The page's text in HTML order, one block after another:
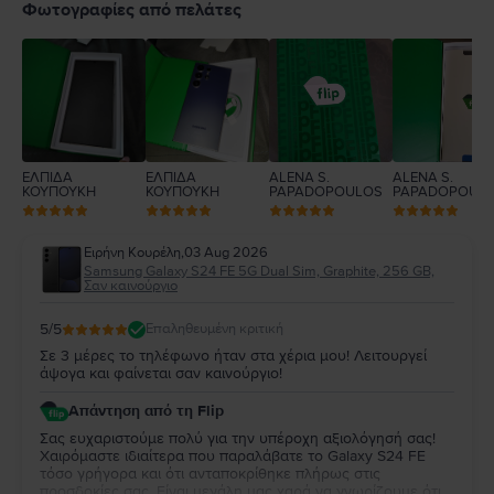
4
Φωτογραφίες από πελάτες
ΕΛΠΙΔΑ
ΚΟΥΠΟΥΚΗ
ΕΛΠΙΔΑ
ΚΟΥΠΟΥΚΗ
ALENA S.
PAPADOPOULOS
ALENA S.
Ειρήνη Κουρέλη,03 Aug 2026
Samsung Galaxy S24 FE 5G Dual Sim, Graphite, 256 GB,
Σαν καινούργιο
5/5 Επαληθευμένη κριτική
Σε 3 μέρες το τηλέφωνο ήταν στα χέρια μου! Λειτουργεί
άψογα και φαίνεται σαν καινούργιο!
Απάντηση από τη Flip
Σας ευχαριστούμε πολύ για την υπέροχη αξιολόγησή σας!
Χαιρόμαστε ιδιαίτερα που παραλάβατε το Galaxy S24 FE
τόσο γρήγορα και ότι ανταποκρίθηκε πλήρως στις